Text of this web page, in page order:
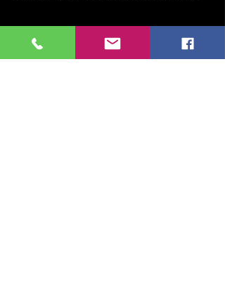
Etkinlik hakkında
KMK House Band.